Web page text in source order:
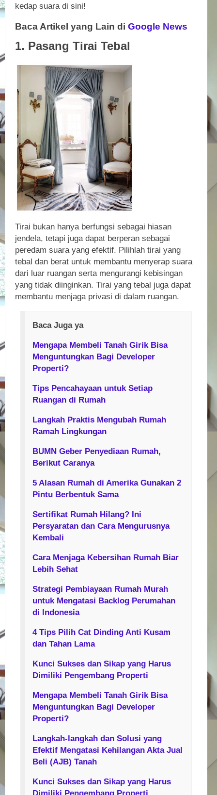
kedap suara di sini!
Baca Artikel yang Lain di Google News
1. Pasang Tirai Tebal
Tirai bukan hanya berfungsi sebagai hiasan
jendela, tetapi juga dapat berperan sebagai
peredam suara yang efektif. Pilihlah tirai yang
tebal dan berat untuk membantu menyerap suara
dari luar ruangan serta mengurangi kebisingan
yang tidak diinginkan. Tirai yang tebal juga dapat
membantu menjaga privasi di dalam ruangan.
Baca Juga ya
Mengapa Membeli Tanah Girik Bisa
Menguntungkan Bagi Developer
Properti?
Tips Pencahayaan untuk Setiap
Ruangan di Rumah
Langkah Praktis Mengubah Rumah
Ramah Lingkungan
BUMN Geber Penyediaan Rumah,
Berikut Caranya
5 Alasan Rumah di Amerika Gunakan 2
Pintu Berbentuk Sama
Sertifikat Rumah Hilang? Ini
Persyaratan dan Cara Mengurusnya
Kembali
Cara Menjaga Kebersihan Rumah Biar
Lebih Sehat
Strategi Pembiayaan Rumah Murah
untuk Mengatasi Backlog Perumahan
di Indonesia
4 Tips Pilih Cat Dinding Anti Kusam
dan Tahan Lama
Kunci Sukses dan Sikap yang Harus
Dimiliki Pengembang Properti
Mengapa Membeli Tanah Girik Bisa
Menguntungkan Bagi Developer
Properti?
Langkah-langkah dan Solusi yang
Efektif Mengatasi Kehilangan Akta Jual
Beli (AJB) Tanah
Kunci Sukses dan Sikap yang Harus